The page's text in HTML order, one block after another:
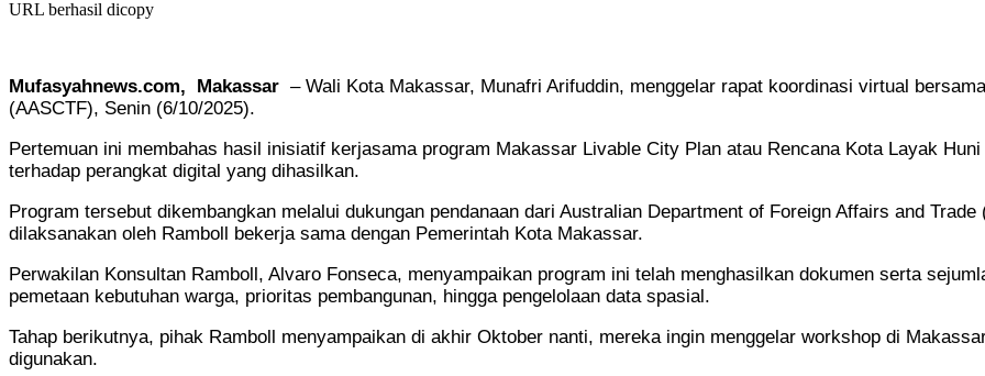
URL berhasil dicopy
Mufasyahnews.com, Makassar – Wali Kota Makassar, Munafri Arifuddin, menggelar rapat koordinasi virtual
(AASCTF), Senin (6/10/2025).
Pertemuan ini membahas hasil inisiatif kerjasama program Makassar Livable City Plan atau Rencana Kota Layak
terhadap perangkat digital yang dihasilkan.
Program tersebut dikembangkan melalui dukungan pendanaan dari Australian Department of Foreign Affairs and
dilaksanakan oleh Ramboll bekerja sama dengan Pemerintah Kota Makassar.
Perwakilan Konsultan Ramboll, Alvaro Fonseca, menyampaikan program ini telah menghasilkan dokumen serta
pemetaan kebutuhan warga, prioritas pembangunan, hingga pengelolaan data spasial.
Tahap berikutnya, pihak Ramboll menyampaikan di akhir Oktober nanti, mereka ingin menggelar workshop di
digunakan.